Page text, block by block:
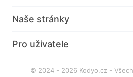
Naše stránky
Pro uživatele
© 2024 - 2026 Kodyo.cz -